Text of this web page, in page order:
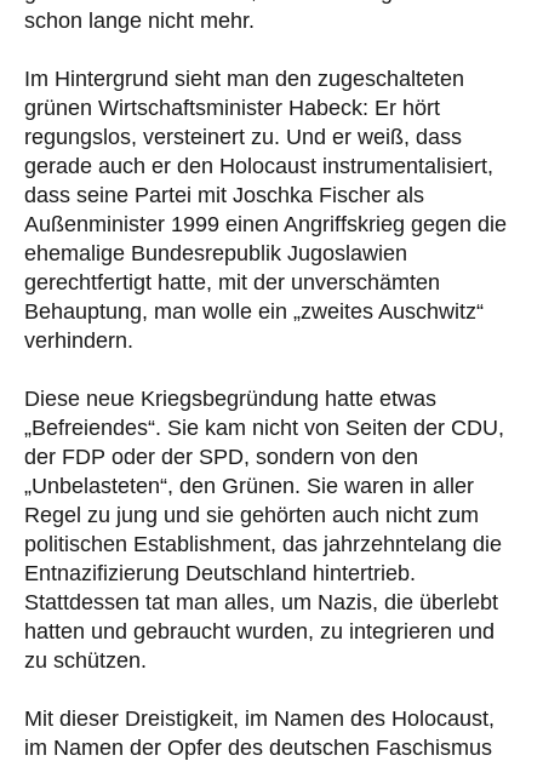
schon lange nicht mehr.
Im Hintergrund sieht man den zugeschalteten
grünen Wirtschaftsminister Habeck: Er hört
regungslos, versteinert zu. Und er weiß, dass
gerade auch er den Holocaust instrumentalisiert,
dass seine Partei mit Joschka Fischer als
Außenminister 1999 einen Angriffskrieg gegen die
ehemalige Bundesrepublik Jugoslawien
gerechtfertigt hatte, mit der unverschämten
Behauptung, man wolle ein „zweites Auschwitz“
verhindern.
Diese neue Kriegsbegründung hatte etwas
„Befreiendes“. Sie kam nicht von Seiten der CDU,
der FDP oder der SPD, sondern von den
„Unbelasteten“, den Grünen. Sie waren in aller
Regel zu jung und sie gehörten auch nicht zum
politischen Establishment, das jahrzehntelang die
Entnazifizierung Deutschland hintertrieb.
Stattdessen tat man alles, um Nazis, die überlebt
hatten und gebraucht wurden, zu integrieren und
zu schützen.
Mit dieser Dreistigkeit, im Namen des Holocaust,
im Namen der Opfer des deutschen Faschismus